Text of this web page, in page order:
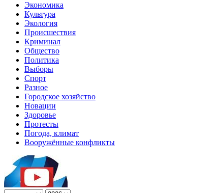
Экономика
Культура
Экология
Происшествия
Криминал
Общество
Политика
Выборы
Спорт
Разное
Городское хозяйство
Новации
Здоровье
Протесты
Погода, климат
Вооружённые конфликты